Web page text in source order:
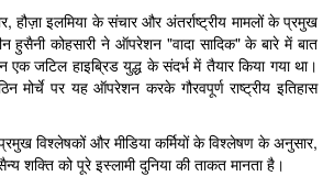
हौज़ा इलमिया के संचार और अंतर्राष्ट्रीय मामलों के प्रमुख
कोहसारी ने ऑपरेशन "वादा सादिक" के बारे में बात
जटिल हाइब्रिड युद्ध के संदर्भ में तैयार किया गया था।
मोर्चे पर यह ऑपरेशन करके गौरवपूर्ण राष्ट्रीय इतिहास
विश्लेषकों और मीडिया कर्मियों के विश्लेषण के अनुसार,
शक्ति को पूरे इस्लामी दुनिया की ताकत मानता है।